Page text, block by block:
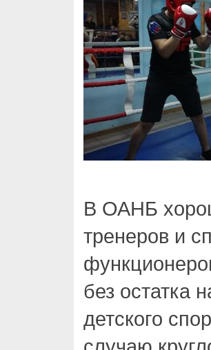
В ОАНБ
тренеров и
без остатка
детского